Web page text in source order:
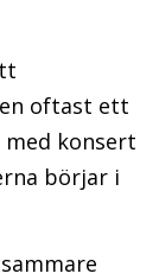
oftast ett
konsert
börjar i